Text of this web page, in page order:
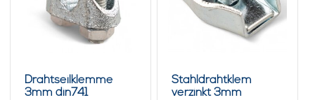
Drahtseilklemme
3mm din741
Stahldrahtklem
verzinkt 3mm